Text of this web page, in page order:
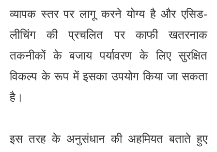
व्यापक स्तर पर लागू करने योग्य है और एसिड-
लीचिंग की प्रचलित पर काफी खतरनाक
तकनीकों के बजाय पर्यावरण के लिए सुरक्षित
विकल्प के रूप में इसका उपयोग किया जा सकता
है।
इस तरह के अनुसंधान की अहमियत बताते हुए